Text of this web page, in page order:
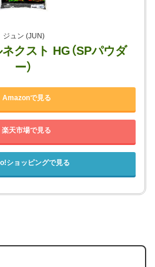
ジュン (JUN)
クスト HG（SPパウダ
ー）
Amazonで見る
楽天市場で見る
ショッピングで見る